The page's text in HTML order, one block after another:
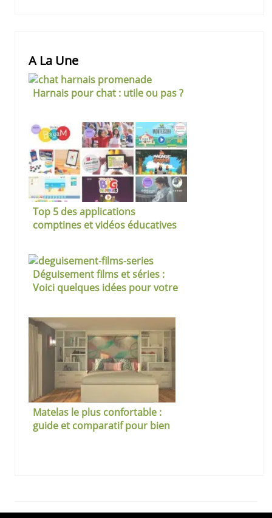
A La Une
Harnais pour chat : utile ou pas ?
Top 5 des applications
comptines et vidéos éducatives
Déguisement films et séries :
Voici quelques idées pour votre
Matelas le plus confortable :
guide et comparatif pour bien